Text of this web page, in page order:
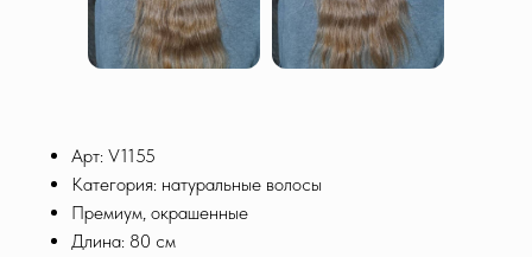
Арт: V1155
Категория: натуральные волосы
Премиум, окрашенные
Длина: 80 см